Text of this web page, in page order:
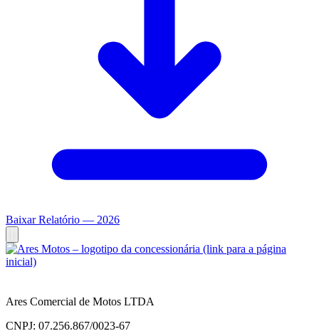
Baixar Relatório — 2026
Ares Comercial de Motos LTDA
CNPJ: 07.256.867/0023-67